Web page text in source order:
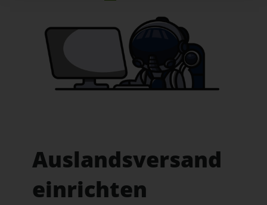
Auslandsversand
einrichten